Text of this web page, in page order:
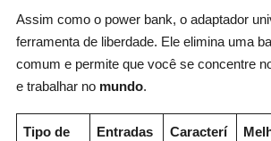
Assim como o power bank, o adaptador
ferramenta de liberdade. Ele elimina uma
comum e permite que você se concentre
e trabalhar no mundo.
Tipo de
Entradas
Caracterí